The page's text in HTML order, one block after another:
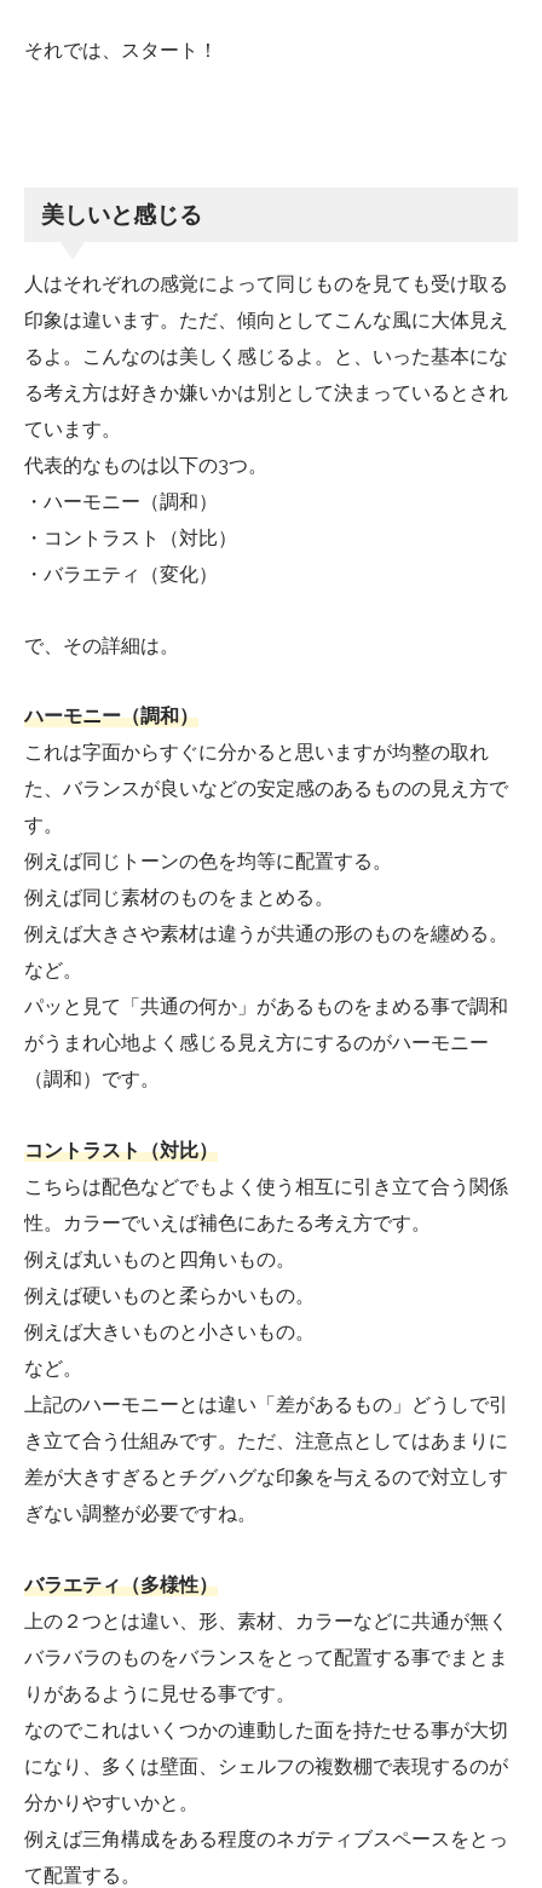
それでは、スタート！
美しいと感じる
人はそれぞれの感覚によって同じものを見ても受け取る
印象は違います。ただ、傾向としてこんな風に大体見え
るよ。こんなのは美しく感じるよ。と、いった基本にな
る考え方は好きか嫌いかは別として決まっているとされ
ています。
代表的なものは以下の3つ。
・ハーモニー（調和）
・コントラスト（対比）
・バラエティ（変化）
で、その詳細は。
ハーモニー（調和）
これは字面からすぐに分かると思いますが均整の取れ
た、バランスが良いなどの安定感のあるものの見え方で
す。
例えば同じトーンの色を均等に配置する。
例えば同じ素材のものをまとめる。
例えば大きさや素材は違うが共通の形のものを纏める。
など。
パッと見て「共通の何か」があるものをまめる事で調和
がうまれ心地よく感じる見え方にするのがハーモニー
（調和）です。
コントラスト（対比）
こちらは配色などでもよく使う相互に引き立て合う関係
性。カラーでいえば補色にあたる考え方です。
例えば丸いものと四角いもの。
例えば硬いものと柔らかいもの。
例えば大きいものと小さいもの。
など。
上記のハーモニーとは違い「差があるもの」どうしで引
き立て合う仕組みです。ただ、注意点としてはあまりに
差が大きすぎるとチグハグな印象を与えるので対立しす
ぎない調整が必要ですね。
バラエティ（多様性）
上の２つとは違い、形、素材、カラーなどに共通が無く
バラバラのものをバランスをとって配置する事でまとま
りがあるように見せる事です。
なのでこれはいくつかの連動した面を持たせる事が大切
になり、多くは壁面、シェルフの複数棚で表現するのが
分かりやすいかと。
例えば三角構成をある程度のネガティブスペースをとっ
て配置する。